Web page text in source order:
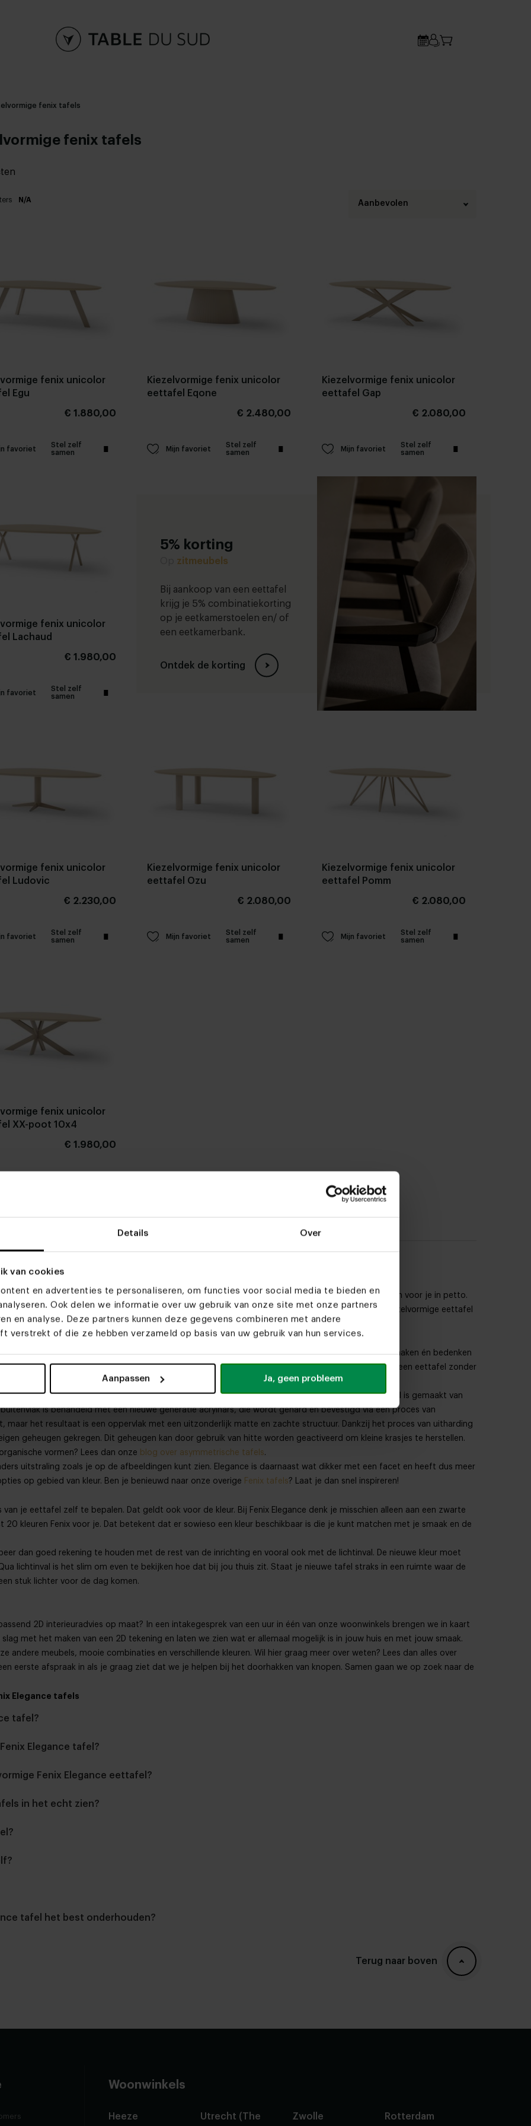
Details Over
van cookies
en advertenties te personaliseren, om functies voor social media te bieden en
Ook delen we informatie over uw gebruik van onze site met onze partners
en analyse. Deze partners kunnen deze gegevens combineren met andere
verstrekt of die ze hebben verzameld op basis van uw gebruik van hun services.
Aanpassen Ja, geen probleem
fenix tafels
fenix tafels
N/A Aanbevolen
fenix unicolor
Egu
€ 1.880,00
favoriet
Stel zelf
samen
Kiezelvormige fenix unicolor
eettafel Eqone
€ 2.480,00
Mijn favoriet
Stel zelf
samen
Kiezelvormige fenix unicolor
eettafel Gap
€ 2.080,00
Mijn favoriet
Stel zelf
samen
fenix unicolor
Lachaud
€ 1.980,00
favoriet
Stel zelf
samen
fenix unicolor
Ludovic
€ 2.230,00
favoriet
Stel zelf
samen
Kiezelvormige fenix unicolor
eettafel Ozu
€ 2.080,00
Mijn favoriet
Stel zelf
samen
Kiezelvormige fenix unicolor
eettafel Pomm
€ 2.080,00
Mijn favoriet
Stel zelf
samen
fenix unicolor
XX-poot 10x4
€ 1.980,00
5% korting
zitmeubels
Bij aankoop van een eettafel
krijg je 5% combinatiekorting
op je eetkamerstoelen en/ of
een eetkamerbank.
Ontdek de korting
kiezelvormige Fenix Elegance tafel. Bij Table du Sud hebben we verschillende vormen en materialen voor je in petto.
kiezelvorm en haal een eettafel in huis die de show steelt. Ben je van plan om voor een kiezelvormige eettafel
goed op deze pagina. Hier hebben we alle relevante informatie voor je verzameld.
en onderstellen zelf. Dat betekent dat we de volledige vrijheid hebben als het aankomt op het maken én bedenken
de kiezelvorm. Je kunt de kiezelvorm het beste beschrijven als een druppel. Als je op zoek bent naar een eettafel zonder
van Fenix. Fenix is een dun plaatmateriaal voorzien van een nano-tech coating. Dit plaatmateriaal is gemaakt van
is behandeld met een nieuwe generatie acrylhars, die wordt gehard en bevestigd via een proces van
maar het resultaat is een oppervlak met een uitzonderlijk matte en zachte structuur. Dankzij het proces van uitharding
geheugen gekregen. Dit geheugen kan door gebruik van hitte worden geactiveerd om kleine krasjes te herstellen.
vormen? Lees dan onze blog over asymmetrische tafels.
uitstraling zoals je op de afbeeldingen kunt zien. Elegance is daarnaast wat dikker met een facet en heeft dus meer
op gebied van kleur. Ben je benieuwd naar onze overige Fenix tafels? Laat je dan snel inspireren!
je eettafel zelf te bepalen. Dat geldt ook voor de kleur. Bij Fenix Elegance denk je misschien alleen aan een zwarte
20 kleuren Fenix voor je. Dat betekent dat er sowieso een kleur beschikbaar is die je kunt matchen met je smaak en de
dan goed rekening te houden met de rest van de inrichting en vooral ook met de lichtinval. De nieuwe kleur moet
lichtinval is het slim om even te bekijken hoe dat bij jou thuis zit. Staat je nieuwe tafel straks in een ruimte waar de
stuk lichter voor de dag komen.
2D interieuradvies op maat? In een intakegesprek van een uur in één van onze woonwinkels brengen we in kaart
met het maken van een 2D tekening en laten we zien wat er allemaal mogelijk is in jouw huis en met jouw smaak.
andere meubels, mooie combinaties en verschillende kleuren. Wil hier graag meer over weten? Lees dan alles over
eerste afspraak in als je graag ziet dat we je helpen bij het doorhakken van knopen. Samen gaan we op zoek naar de
Elegance tafels
tafel?
Elegance tafel?
Fenix Elegance eettafel?
in het echt zien?
tafel het best onderhouden?
Terug naar boven
Woonwinkels
Heeze Utrecht (The Zwolle Rotterdam